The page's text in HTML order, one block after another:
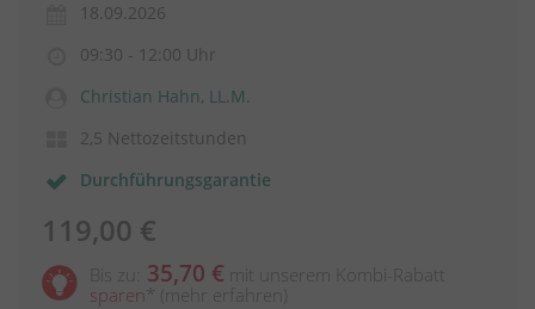
18.09.2026
09:30 - 12:00 Uhr
Christian Hahn, LL.M.
2,5 Nettozeitstunden
Durchführungsgarantie
119,00 €
Bis zu: 35,70 € mit unserem Kombi-Rabatt
sparen
(mehr erfahren)